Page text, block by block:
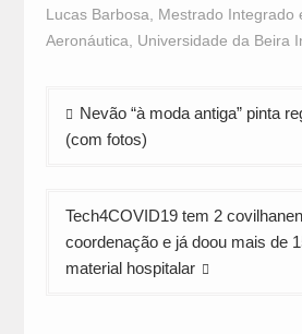
in
new
window)
new
window)
new
window)
Lucas Barbosa
Mestrado Integrado
Aeronáutica
Universidade da Beira
Navegação
de
Nevão “à moda antiga” pinta
(com fotos)
Tech4COVID19 tem 2
coordenação e já doou mais de
material hospitalar